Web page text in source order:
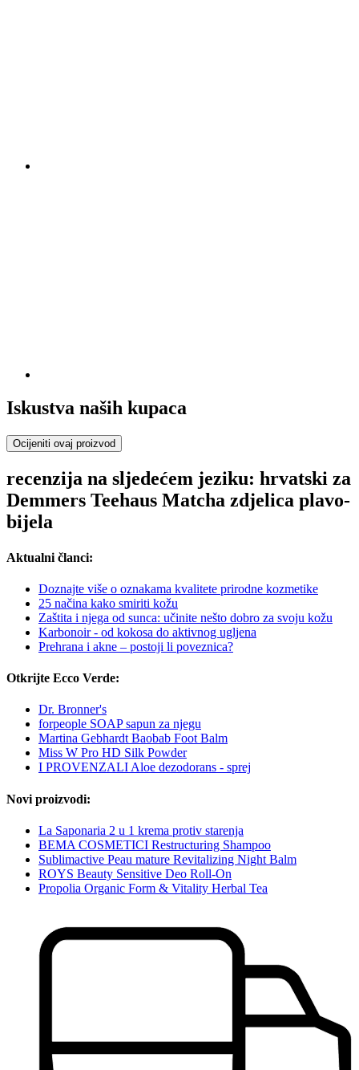
Iskustva naših kupaca
Ocijeniti ovaj proizvod
recenzija na sljedećem jeziku: hrvatski za
Demmers Teehaus Matcha zdjelica plavo-
bijela
Aktualni članci:
Doznajte više o oznakama kvalitete prirodne kozmetike
25 načina kako smiriti kožu
Zaštita i njega od sunca: učinite nešto dobro za svoju kožu
Karbonoir - od kokosa do aktivnog ugljena
Prehrana i akne – postoji li poveznica?
Otkrijte Ecco Verde:
Dr. Bronner's
forpeople SOAP sapun za njegu
Martina Gebhardt Baobab Foot Balm
Miss W Pro HD Silk Powder
I PROVENZALI Aloe dezodorans - sprej
Novi proizvodi:
La Saponaria 2 u 1 krema protiv starenja
BEMA COSMETICI Restructuring Shampoo
Sublimactive Peau mature Revitalizing Night Balm
ROYS Beauty Sensitive Deo Roll-On
Propolia Organic Form & Vitality Herbal Tea